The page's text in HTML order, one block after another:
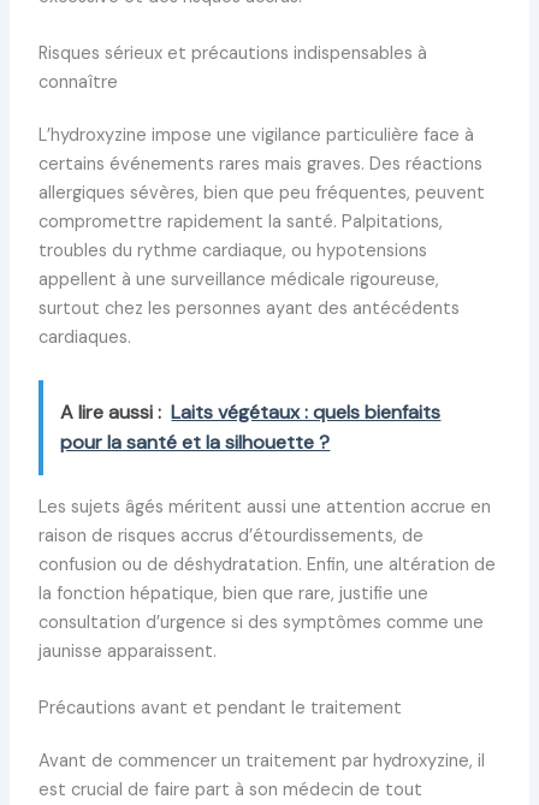
Risques sérieux et précautions indispensables à
connaître
L’hydroxyzine impose une vigilance particulière face à
certains événements rares mais graves. Des réactions
allergiques sévères, bien que peu fréquentes, peuvent
compromettre rapidement la santé. Palpitations,
troubles du rythme cardiaque, ou hypotensions
appellent à une surveillance médicale rigoureuse,
surtout chez les personnes ayant des antécédents
cardiaques.
A lire aussi : Laits végétaux : quels bienfaits
pour la santé et la silhouette ?
Les sujets âgés méritent aussi une attention accrue en
raison de risques accrus d’étourdissements, de
confusion ou de déshydratation. Enfin, une altération de
la fonction hépatique, bien que rare, justifie une
consultation d’urgence si des symptômes comme une
jaunisse apparaissent.
Précautions avant et pendant le traitement
Avant de commencer un traitement par hydroxyzine, il
est crucial de faire part à son médecin de tout